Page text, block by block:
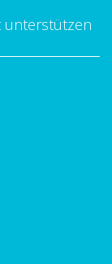
unterstützen